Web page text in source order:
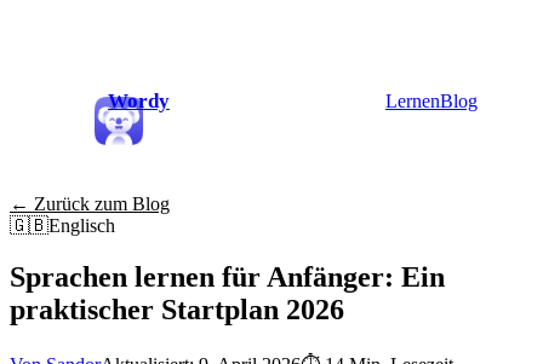
Wordy LernenBlog
← Zurück zum Blog
🇬🇧Englisch
Sprachen lernen für Anfänger: Ein
praktischer Startplan 2026